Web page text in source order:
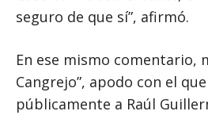
seguro de que sí”, afirmó.
En ese mismo comentario,
Cangrejo”, apodo con el
públicamente a Raúl